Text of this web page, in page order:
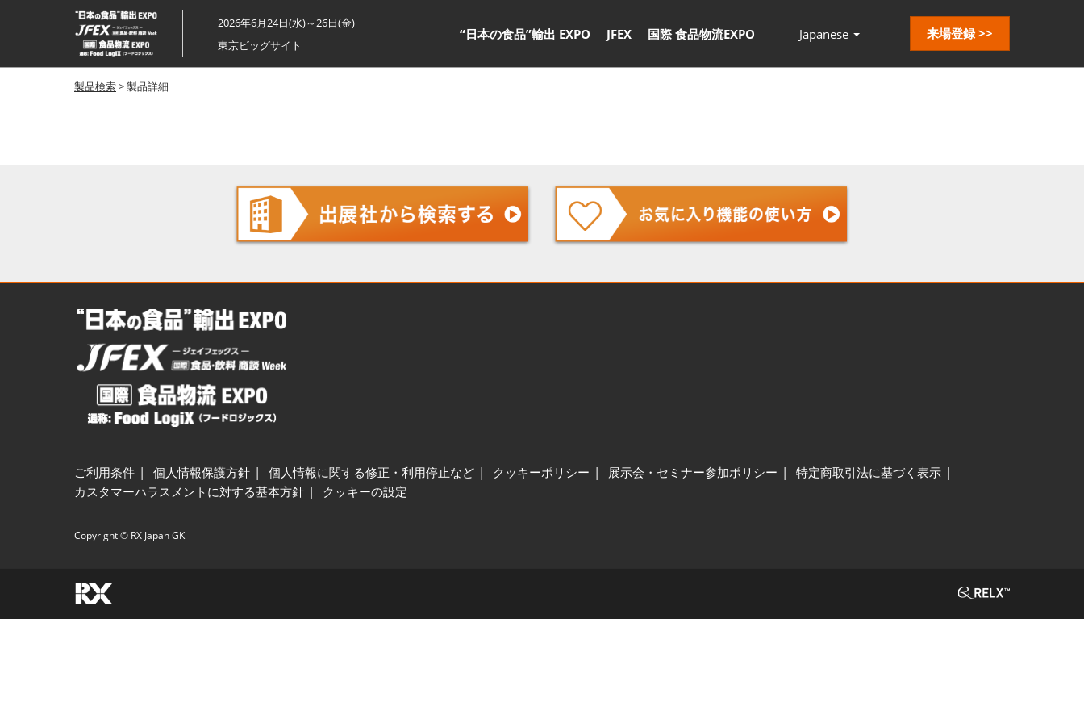
ス
キ
ッ
プ
し
2026年6月24日(水)～26日(金)
東京ビッグサイト
“日本の食品”輸出 EXPO JFEX 国際 食品物流EXPO Japanese 来場登録 >>
製品検索> 製品詳細
ご利用条件 個人情報保護方針 個人情報に関する修正・利用停止など クッキーポリシー 展示会・セミナー参加ポリシー
特定商取引法に基づく表示
カスタマーハラスメントに対する基本方針
クッキーの設定
Copyright © RX Japan GK